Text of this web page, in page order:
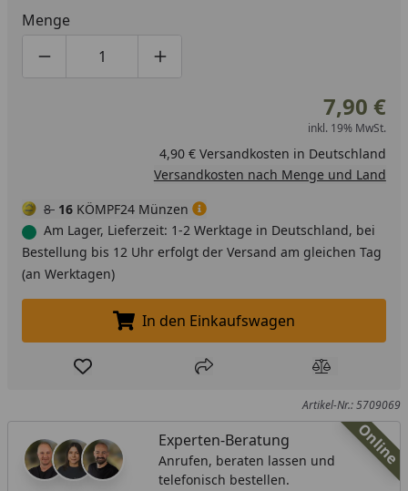
Menge
Produktmenge um eins verringern
Produktmenge manuell eingeben
Produktmenge um eins erhöhen
7,90 €
inkl. 19% MwSt.
4,90 € Versandkosten in Deutschland
Versandkosten nach Menge und Land
8 16 KÖMPF24 Münzen
Am Lager, Lieferzeit: 1-2 Werktage in Deutschland, bei
Bestellung bis 12 Uhr erfolgt der Versand am gleichen Tag
(an Werktagen)
In den Einkaufswagen legen
In den Einkaufswagen
Produkt zur Wunschliste hinzufügen
Teilen Produkt
Artikel-Nr.: 5709069
Online
Experten-Beratung
Anrufen, beraten lassen und
telefonisch bestellen.